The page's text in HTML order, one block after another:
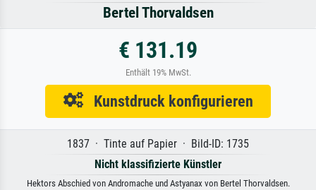
Bertel Thorvaldsen
€ 131.19
Enthält 19% MwSt.
Kunstdruck konfigurieren
1837 · Tinte auf Papier · Bild-ID: 1735
Nicht klassifizierte Künstler
Hektors Abschied von Andromache und Astyanax von Bertel Thorvaldsen.